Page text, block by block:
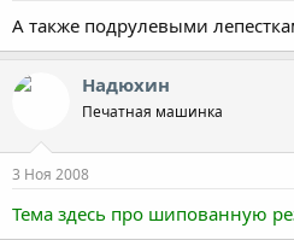
А также подрулевыми
Надюхин
Печатная машинка
3 Ноя 2008
Тема здесь про шипованную